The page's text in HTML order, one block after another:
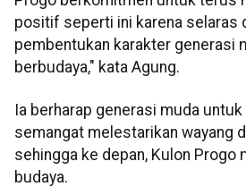
positif seperti ini karena selaras
pembentukan karakter generasi
berbudaya," kata Agung.
Ia berharap generasi muda
semangat melestarikan wayang
sehingga ke depan, Kulon Progo
budaya.